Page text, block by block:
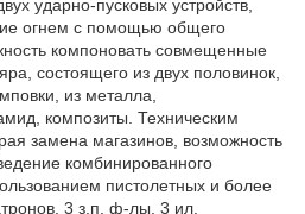
ударно-пусковых устройств,
огнем с помощью общего
компоновать совмещенные
состоящего из двух половинок,
из металла,
композиты. Техническим
замена магазинов, возможность
комбинированного
пистолетных и более
3 з.п. ф-лы, 3 ил.